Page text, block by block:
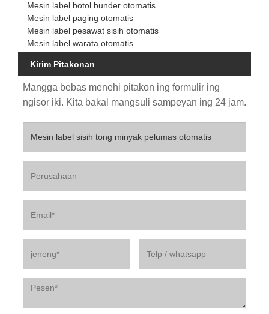
Mesin label botol bunder otomatis
Mesin label paging otomatis
Mesin label pesawat sisih otomatis
Mesin label warata otomatis
Kirim Pitakonan
Mangga bebas menehi pitakon ing formulir ing
ngisor iki. Kita bakal mangsuli sampeyan ing 24 jam.